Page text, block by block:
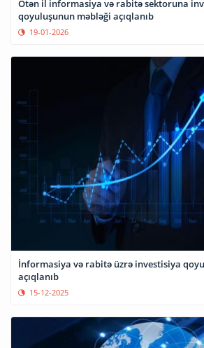
Ötən il informasiya və rabitə sektoruna
qoyuluşunun məbləği açıqlanıb
19-01-2026
İnformasiya və rabitə üzrə investisiya
açıqlanıb
15-12-2025